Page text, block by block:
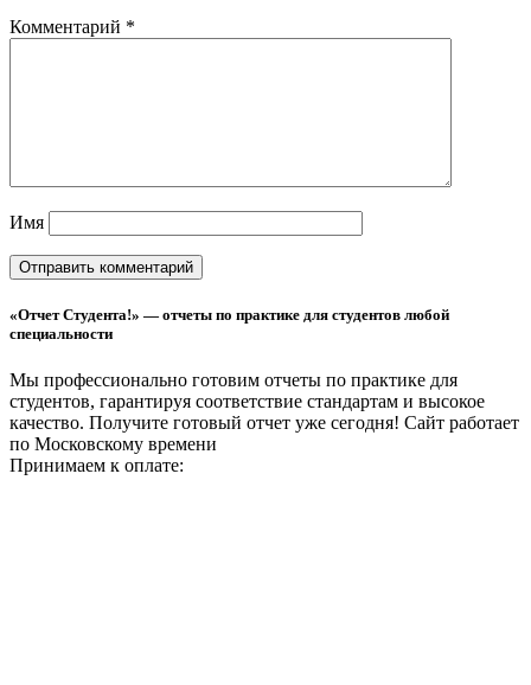
Комментарий *
Имя
«Отчет Студента!» — отчеты по практике для студентов любой
специальности
Мы профессионально готовим отчеты по практике для
студентов, гарантируя соответствие стандартам и высокое
качество. Получите готовый отчет уже сегодня! Сайт работает
по Московскому времени
Принимаем к оплате: